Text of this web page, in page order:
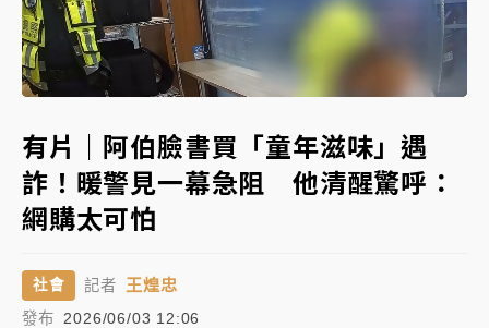
雨熱區曝
女律師陳昱瑄詐慈濟10億！黃金158kg遭查扣畫面曝光
旅局回應了
中信慈善基金會想增加董事人數！辜仲諒向法院聲請遭
駁 理由曝光
故宮《龍藏經》特展第2檔！今線上預約開賣一度塞車
周六起展出延長至晚上7時
Unmute Loaded
:
59.08%
有片｜阿伯臉書買「童年滋味」遇
詐！暖警見一幕急阻 他清醒驚呼：
網購太可怕
社會 記者 王煌忠
發布 2026/06/03 12:06